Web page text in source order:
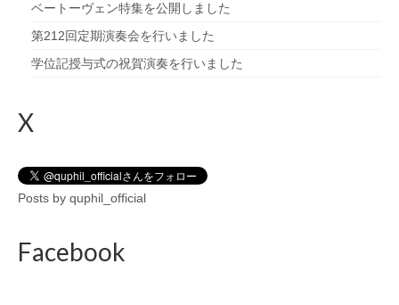
ベートーヴェン特集を公開しました
第212回定期演奏会を行いました
学位記授与式の祝賀演奏を行いました
X
Posts by quphil_official
Facebook